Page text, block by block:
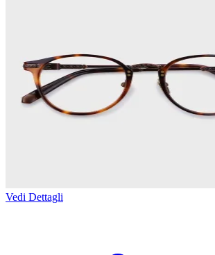
Vedi Dettagli